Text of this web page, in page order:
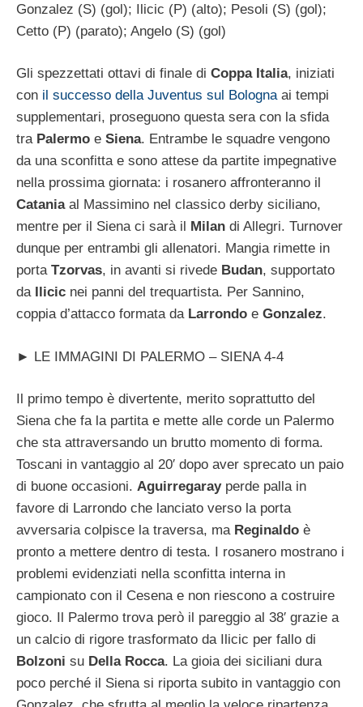
Gonzalez (S) (gol); Ilicic (P) (alto); Pesoli (S) (gol);
Cetto (P) (parato); Angelo (S) (gol)
Gli spezzettati ottavi di finale di Coppa Italia, iniziati
con il successo della Juventus sul Bolognaai tempi
supplementari, proseguono questa sera con la sfida
tra Palermo e Siena. Entrambe le squadre vengono
da una sconfitta e sono attese da partite impegnative
nella prossima giornata: i rosanero affronteranno il
Cataniaal Massimino nel classico derby siciliano,
mentre per il Siena ci sarà il Milan di Allegri. Turnover
dunque per entrambi gli allenatori. Mangia rimette in
porta Tzorvas, in avanti si rivede Budan, supportato
da Ilicic nei panni del trequartista. Per Sannino,
coppia d’attacco formata da Larrondo e Gonzalez.
► LE IMMAGINI DI PALERMO – SIENA 4-4
Il primo tempo è divertente, merito soprattutto del
Siena che fa la partita e mette alle corde un Palermo
che sta attraversando un brutto momento di forma.
Toscani in vantaggio al 20′ dopo aver sprecato un paio
di buone occasioni. Aguirregarayperde palla in
favore di Larrondo che lanciato verso la porta
avversaria colpisce la traversa, ma Reginaldo è
pronto a mettere dentro di testa. I rosanero mostrano i
problemi evidenziati nella sconfitta interna in
campionato con il Cesena e non riescono a costruire
gioco. Il Palermo trova però il pareggio al 38′ grazie a
un calcio di rigore trasformato da Ilicic per fallo di
Bolzoni su Della Rocca. La gioia dei siciliani dura
poco perché il Siena si riporta subito in vantaggio con